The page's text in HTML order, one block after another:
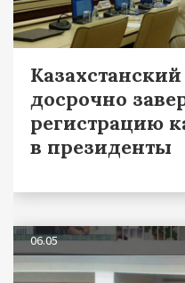
досрочно
регистрацию
в президенты
06.05